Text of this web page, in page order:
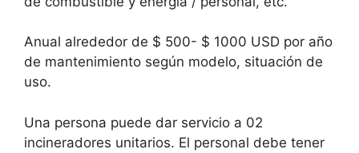
Anual alrededor de $ 500- $ 1000 USD por año
de mantenimiento según modelo, situación de
uso.
Una persona puede dar servicio a 02
incineradores unitarios. El personal debe tener